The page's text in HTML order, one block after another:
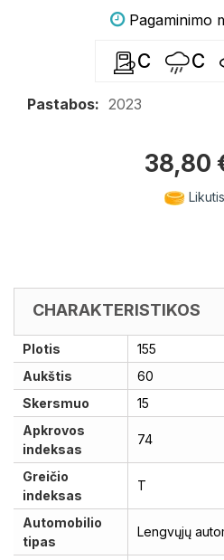
Pagaminimo
C C
Pastabos: 2023
38,80
CHARAKTERISTIKOS
Plotis
155
Aukštis
60
Skersmuo
15
Apkrovos
indeksas
74
Greičio
indeksas
T
Automobilio
tipas
Lengvųjų